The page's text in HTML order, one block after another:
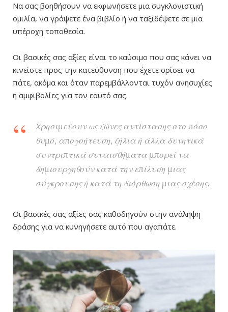
Να σας βοηθήσουν να εκφωνήσετε μια συγκλονιστική
ομιλία, να γράψετε ένα βιβλίο ή να ταξιδέψετε σε μια
υπέροχη τοποθεσία.
Οι βασικές σας αξίες είναι το καύσιμο που σας κάνει να
κινείστε προς την κατεύθυνση που έχετε ορίσει να
πάτε, ακόμα και όταν παρεμβάλλονται τυχόν ανησυχίες
ή αμφιβολίες για τον εαυτό σας.
Χρησιμεύουν ως ζώνες αντίστασης στο πόσο
θυμό, απογοήτευση, ζήλια ή άλλα δυνητικά
συντριπτικά συναισθήματα μπορεί να
δημιουργηθούν κατά την επίλυση μιας
σύγκρουσης ή κατά τη διόρθωση μιας σχέσης.
Οι βασικές σας αξίες σας καθοδηγούν στην ανάληψη
δράσης για να κυνηγήσετε αυτό που αγαπάτε.